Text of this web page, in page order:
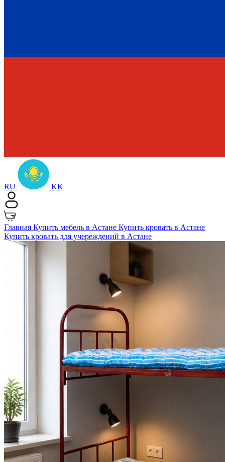
RU KK
Главная Купить мебель в Астане Купить кровать в Астане
Купить кровать для учереждений в Астане